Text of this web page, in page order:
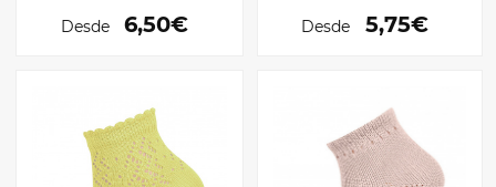
Desde 6,50€ Desde 5,75€